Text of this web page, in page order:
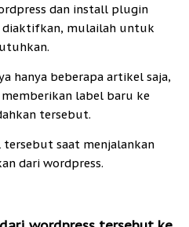
dan install plugin
diaktifkan, mulailah untuk
hanya beberapa artikel saja,
memberikan label baru ke
tersebut.
saat menjalankan
dari wordpress.